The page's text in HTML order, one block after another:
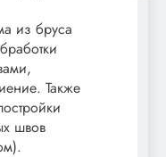
из бруса
Также
швов